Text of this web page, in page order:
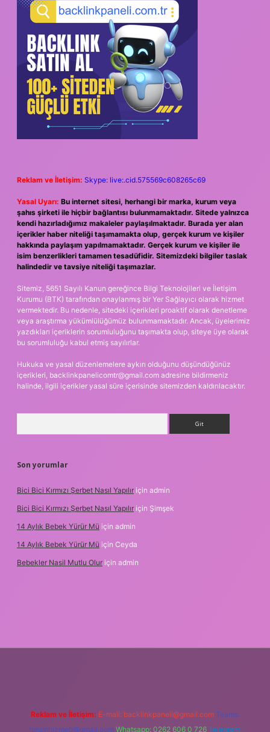
Reklam ve İletişim: Skype: live:.cid.575569c608265c69
Yasal Uyarı: Bu internet sitesi, herhangi bir marka, kurum veya
şahıs şirketi ile hiçbir bağlantısı bulunmamaktadır. Sitede yalnızca
kendi hazırladığımız makaleler paylaşılmaktadır. Burada yer alan
içerikler haber niteliği taşımamakta olup, gerçek kurum ve kişiler
hakkında paylaşım yapılmamaktadır. Gerçek kurum ve kişiler ile
isim benzerlikleri tamamen tesadüfidir. Sitemizdeki bilgiler taslak
halindedir ve tavsiye niteliği taşımazlar.
Sitemiz, 5651 Sayılı Kanun gereğince Bilgi Teknolojileri ve İletişim
Kurumu (BTK) tarafından onaylanmış bir Yer Sağlayıcı olarak hizmet
vermektedir. Bu nedenle, sitedeki içerikleri proaktif olarak denetleme
veya araştırma yükümlülüğümüz bulunmamaktadır. Ancak, üyelerimiz
yazdıkları içeriklerin sorumluluğunu taşımakta olup, siteye üye olarak
bu sorumluluğu kabul etmiş sayılırlar.
Hukuka ve yasal düzenlemelere aykırı olduğunu düşündüğünüz
içerikleri, backlinkpanelicomtr@gmail.com adresine bildirmeniz
halinde, ilgili içerikler yasal süre içerisinde sitemizden kaldırılacaktır.
Son yorumlar
Bici Bici Kırmızı Şerbet Nasıl Yapılır için admin
Bici Bici Kırmızı Şerbet Nasıl Yapılır için Şimşek
14 Aylık Bebek Yürür Mü için admin
14 Aylık Bebek Yürür Mü için Ceyda
Bebekler Nasil Mutlu Olur için admin
Reklam ve İletişim: E-mail: backlinkpaneli@gmail.com Teams:
forumhizmeti@gmail.com Whatsapp: 0262 606 0 726 Telegram: